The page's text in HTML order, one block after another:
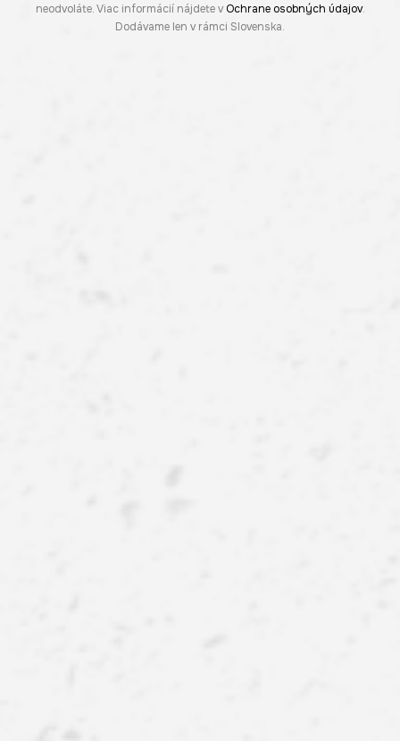
neodvoláte. Viac informácií nájdete v Ochrane osobných údajov.
Dodávame len v rámci Slovenska.